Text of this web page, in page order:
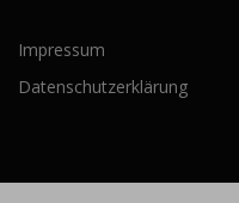
Impressum
Datenschutzerklärung